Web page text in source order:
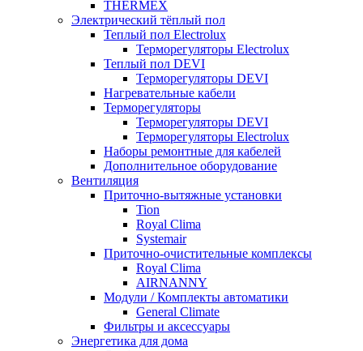
THERMEX
Электрический тёплый пол
Теплый пол Electrolux
Терморегуляторы Electrolux
Теплый пол DEVI
Терморегуляторы DEVI
Нагревательные кабели
Терморегуляторы
Терморегуляторы DEVI
Терморегуляторы Electrolux
Наборы ремонтные для кабелей
Дополнительное оборудование
Вентиляция
Приточно-вытяжные установки
Tion
Royal Clima
Systemair
Приточно-очистительные комплексы
Royal Clima
AIRNANNY
Модули / Комплекты автоматики
General Climate
Фильтры и аксессуары
Энергетика для дома